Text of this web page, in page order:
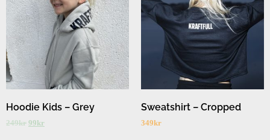
Hoodie Kids – Grey
249kr 99kr
Sweatshirt – Cropped
349kr